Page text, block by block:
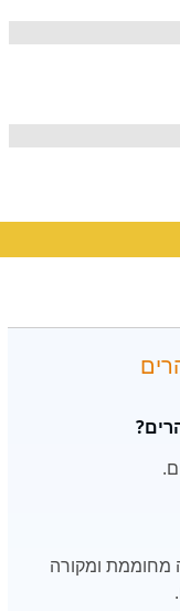
מחוממת ומקורה